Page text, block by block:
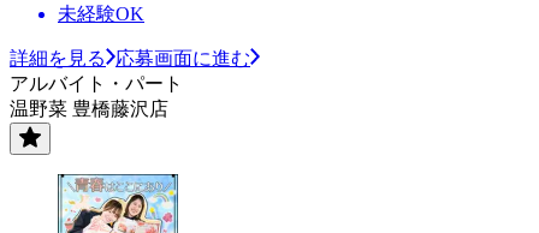
未経験OK
詳細を見る
応募画面に進む
アルバイト・パート
温野菜 豊橋藤沢店